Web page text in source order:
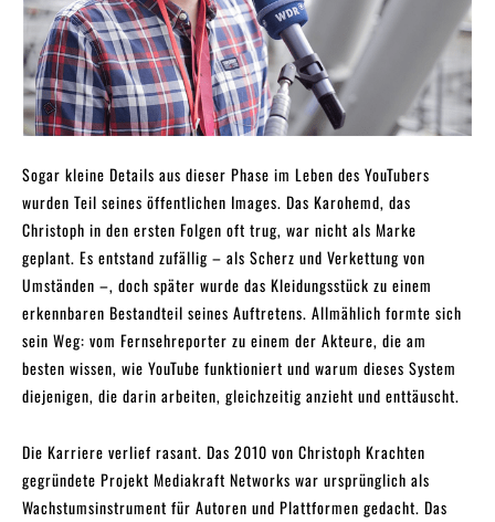
Sogar kleine Details aus dieser Phase im Leben des YouTubers
wurden Teil seines öffentlichen Images. Das Karohemd, das
Christoph in den ersten Folgen oft trug, war nicht als Marke
geplant. Es entstand zufällig – als Scherz und Verkettung von
Umständen –, doch später wurde das Kleidungsstück zu einem
erkennbaren Bestandteil seines Auftretens. Allmählich formte sich
sein Weg: vom Fernsehreporter zu einem der Akteure, die am
besten wissen, wie YouTube funktioniert und warum dieses System
diejenigen, die darin arbeiten, gleichzeitig anzieht und enttäuscht.
Die Karriere verlief rasant. Das 2010 von Christoph Krachten
gegründete Projekt Mediakraft Networks war ursprünglich als
Wachstumsinstrument für Autoren und Plattformen gedacht. Das